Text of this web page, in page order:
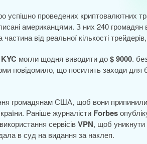
успішно проведених криптовалютних
американцями. З них 240 громадян
від реальної кількості
KYC могли щодня виводити до$ 9000.
повідомило, що посилить заходи для
громадянам США, щоб вони
Раніше журналісти Forbes
сервісівVPN, щоб
в суд на видання за наклеп.